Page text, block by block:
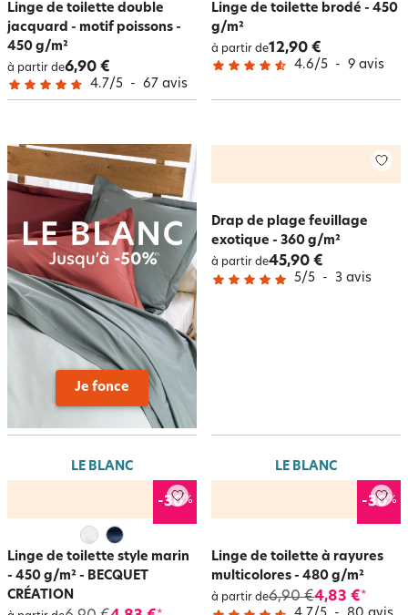
Linge de toilette double
jacquard - motif poissons -
450 g/m²
à partir de6,90 €
4.7/5 - 67 avis
Linge de toilette brodé - 450
g/m²
à partir de12,90 €
4.6/5 - 9 avis
Drap de plage feuillage
exotique - 360 g/m²
à partir de45,90 €
5/5 - 3 avis
LE BLANC
-30%
Linge de toilette style marin
- 450 g/m² - BECQUET
CRÉATION
LE BLANC
-30%
Linge de toilette à rayures
multicolores - 480 g/m²
à partir de6,90 €4,83 €*
Je fonce